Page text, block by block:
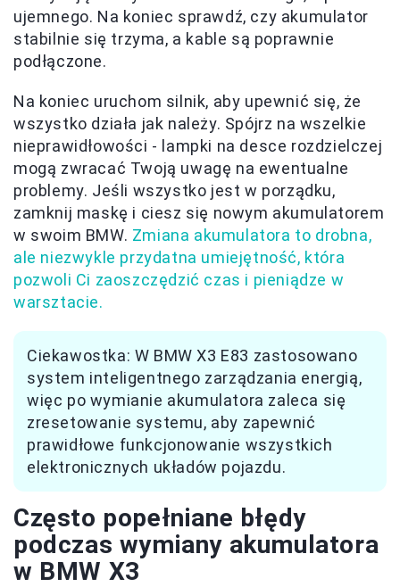
ujemnego. Na koniec sprawdź, czy akumulator
stabilnie się trzyma, a kable są poprawnie
podłączone.
Na koniec uruchom silnik, aby upewnić się, że
wszystko działa jak należy. Spójrz na wszelkie
nieprawidłowości - lampki na desce rozdzielczej
mogą zwracać Twoją uwagę na ewentualne
problemy. Jeśli wszystko jest w porządku,
zamknij maskę i ciesz się nowym akumulatorem
w swoim BMW. Zmiana akumulatora to drobna,
ale niezwykle przydatna umiejętność, która
pozwoli Ci zaoszczędzić czas i pieniądze w
warsztacie.
Ciekawostka: W BMW X3 E83 zastosowano
system inteligentnego zarządzania energią,
więc po wymianie akumulatora zaleca się
zresetowanie systemu, aby zapewnić
prawidłowe funkcjonowanie wszystkich
elektronicznych układów pojazdu.
Często popełniane błędy
podczas wymiany akumulatora
w BMW X3